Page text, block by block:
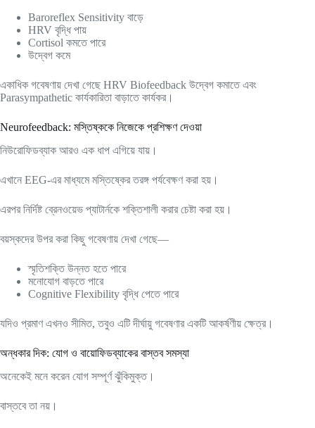
Baroreflex Sensitivity বাড়ে
HRV বৃদ্ধি পায়
Cortisol কমতে পারে
উদ্বেগ কমে
একাধিক গবেষণায় দেখা গেছে HRV Biofeedback উদ্বেগ কমাতে এবং
Parasympathetic কার্যকারিতা বাড়াতে কার্যকর।
Neurofeedback: মস্তিষ্ককে নিজেকে প্রশিক্ষণ দেওয়া
নিউরোফিডব্যাক আরও এক ধাপ এগিয়ে যায়।
এখানে EEG-এর মাধ্যমে মস্তিষ্কের তরঙ্গ পর্যবেক্ষণ করা হয়।
এরপর নির্দিষ্ট ব্রেনওয়েভ প্যাটার্নকে শক্তিশালী করার চেষ্টা করা হয়।
বয়স্কদের উপর করা কিছু গবেষণায় দেখা গেছে—
স্মৃতিশক্তি উন্নত হতে পারে
মনোযোগ বাড়তে পারে
Cognitive Flexibility বৃদ্ধি পেতে পারে
যদিও প্রমাণ এখনও সীমিত, তবুও এটি দীর্ঘায়ু গবেষণার একটি আকর্ষণীয় ক্ষেত্র।
অন্ধকার দিক: যোগ ও বায়োফিডব্যাকের বাস্তব সমস্যা
অনেকেই মনে করেন যোগ সম্পূর্ণ ঝুঁকিমুক্ত।
বাস্তবে তা নয়।